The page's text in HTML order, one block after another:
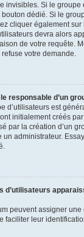
invisibles. Si le
dédié. Si le
cliquer également
devra alors
de votre requête.
votre demande.
responsable d’un
d’utilisateurs est
initialement créés
par la création d’un
un administrateur.
d’utilisateurs
peuvent assigner une
faciliter leur